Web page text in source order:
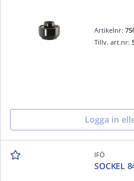
Artikelnr:
Tillv. art.nr:
Logga in
IFÖ
SOCKEL